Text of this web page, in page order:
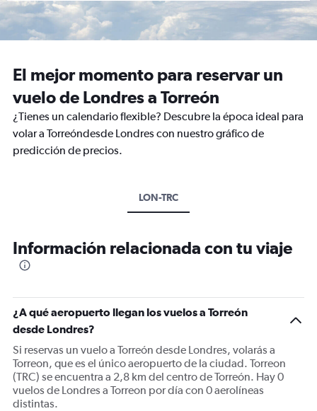
El mejor momento para reservar un
vuelo de Londres a Torreón
¿Tienes un calendario flexible? Descubre la época ideal para
volar a Torreóndesde Londres con nuestro gráfico de
predicción de precios.
LON-TRC
Información relacionada con tu viaje
¿A qué aeropuerto llegan los vuelos a Torreón
desde Londres?
Si reservas un vuelo a Torreón desde Londres, volarás a
Torreon, que es el único aeropuerto de la ciudad. Torreon
(TRC) se encuentra a 2,8 km del centro de Torreón. Hay 0
vuelos de Londres a Torreon por día con 0 aerolíneas
distintas.